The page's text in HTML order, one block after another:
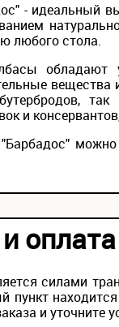
- идеальный
любого стола.
и
оплата
силами
пункт
и уточните